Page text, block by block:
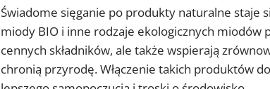
Świadome sięganie po produkty naturalne staje
miody BIO i inne rodzaje ekologicznych miodów
cennych składników, ale także wspierają
chronią przyrodę. Włączenie takich produktów